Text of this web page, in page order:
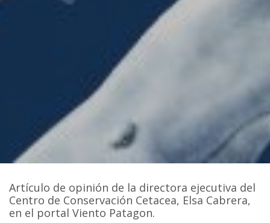
Artículo de opinión de la directora ejecutiva del
Centro de Conservación Cetacea, Elsa Cabrera,
en el portal Viento Patagon.